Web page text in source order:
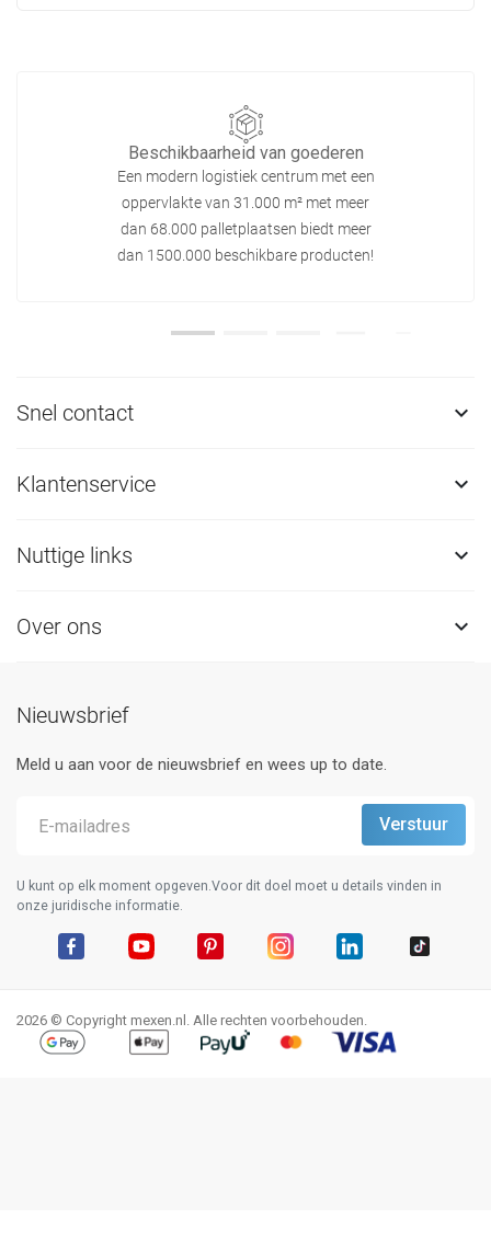
Beschikbaarheid van goederen
Een modern logistiek centrum met een
oppervlakte van 31.000 m² met meer
dan 68.000 palletplaatsen biedt meer
dan 1500.000 beschikbare producten!
Snel contact 
Klantenservice 
Nuttige links 
Over ons 
Nieuwsbrief
Meld u aan voor de nieuwsbrief en wees up to date.
U kunt op elk moment opgeven.Voor dit doel moet u details vinden in
onze juridische informatie.
2026 © Copyright mexen.nl. Alle rechten voorbehouden.